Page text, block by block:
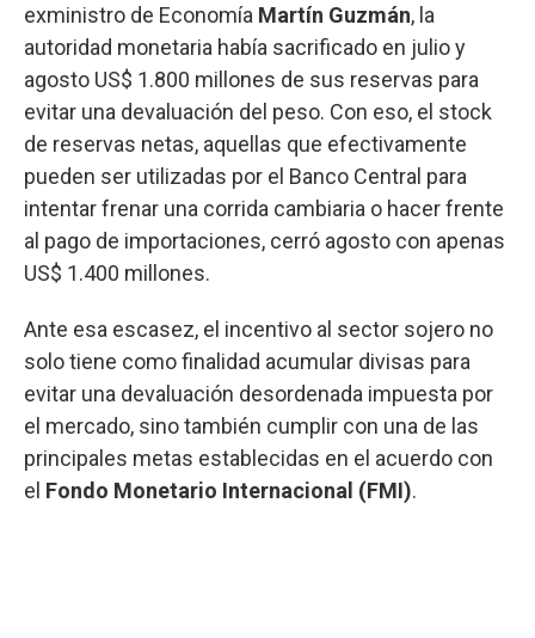
exministro de Economía Martín Guzmán, la
autoridad monetaria había sacrificado en julio y
agosto US$ 1.800 millones de sus reservas para
evitar una devaluación del peso. Con eso, el stock
de reservas netas, aquellas que efectivamente
pueden ser utilizadas por el Banco Central para
intentar frenar una corrida cambiaria o hacer frente
al pago de importaciones, cerró agosto con apenas
US$ 1.400 millones.
Ante esa escasez, el incentivo al sector sojero no
solo tiene como finalidad acumular divisas para
evitar una devaluación desordenada impuesta por
el mercado, sino también cumplir con una de las
principales metas establecidas en el acuerdo con
el Fondo Monetario Internacional (FMI).